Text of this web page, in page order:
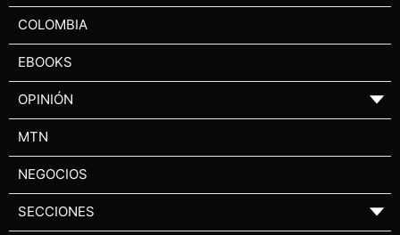
COLOMBIA
EBOOKS
OPINIÓN ▼
MTN
NEGOCIOS
SECCIONES ▼